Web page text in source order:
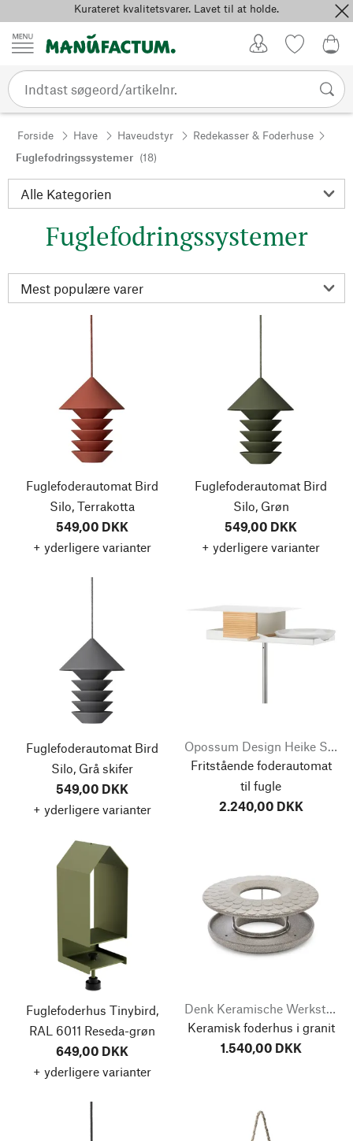
Spring til indholdKurateret kvalitetsvarer. Lavet til at holde.
Forside Have Haveudstyr
Redekasser & Foderhuse
Fuglefodringssystemer (18)
Fuglefodringssystemer
Fuglefoderautomat Bird
Silo, Terrakotta
549,00 DKK
+ yderligere varianter
Fuglefoderautomat Bird
Silo, Grøn
549,00 DKK
+ yderligere varianter
Fuglefoderautomat Bird
Silo, Grå skifer
549,00 DKK
+ yderligere varianter
Fritstående foderautomat
til fugle
2.240,00 DKK
Fuglefoderhus Tinybird,
RAL 6011 Reseda-grøn
649,00 DKK
+ yderligere varianter
Keramisk foderhus i granit
1.540,00 DKK